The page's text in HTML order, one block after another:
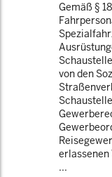
Gemäß §
von den
...